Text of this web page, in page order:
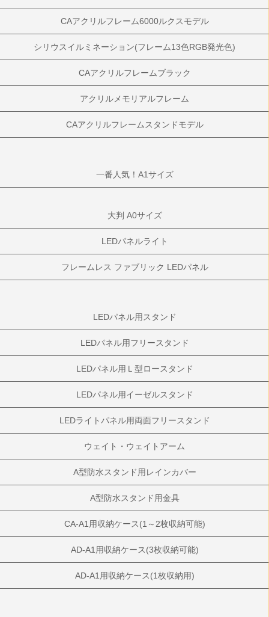
CAアクリルフレーム6000ルクスモデル
シリウスイルミネーション(フレーム13色RGB発光色)
CAアクリルフレームブラック
アクリルメモリアルフレーム
CAアクリルフレームスタンドモデル
一番人気！A1サイズ
大判 A0サイズ
LEDパネルライト
フレームレス ファブリック LEDパネル
LEDパネル用スタンド
LEDパネル用フリースタンド
LEDパネル用Ｌ型ロースタンド
LEDパネル用イーゼルスタンド
LEDライトパネル用両面フリースタンド
ウェイト・ウェイトアーム
A型防水スタンド用レインカバー
A型防水スタンド用金具
CA-A1用収納ケース(1～2枚収納可能)
AD-A1用収納ケース(3枚収納可能)
AD-A1用収納ケース(1枚収納用)